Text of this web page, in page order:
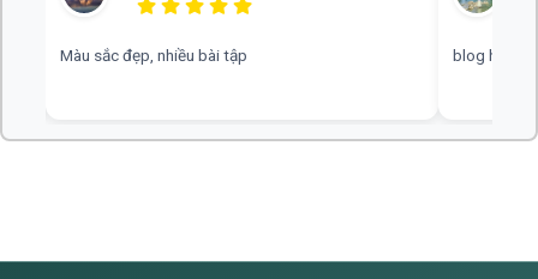
Màu sắc đẹp, nhiều bài tập blog hay,